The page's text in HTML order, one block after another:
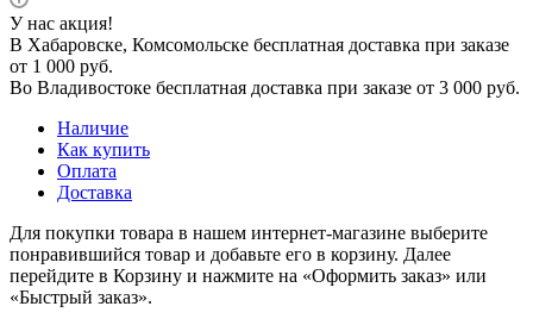
У нас акция!
В Хабаровске, Комсомольске бесплатная доставка при заказе
от 1 000 руб.
Во Владивостоке бесплатная доставка при заказе от 3 000 руб.
Наличие
Как купить
Оплата
Доставка
Для покупки товара в нашем интернет-магазине выберите
понравившийся товар и добавьте его в корзину. Далее
перейдите в Корзину и нажмите на «Оформить заказ» или
«Быстрый заказ».